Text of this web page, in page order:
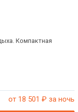
Компактная
от 18 501 ₽ за ночь